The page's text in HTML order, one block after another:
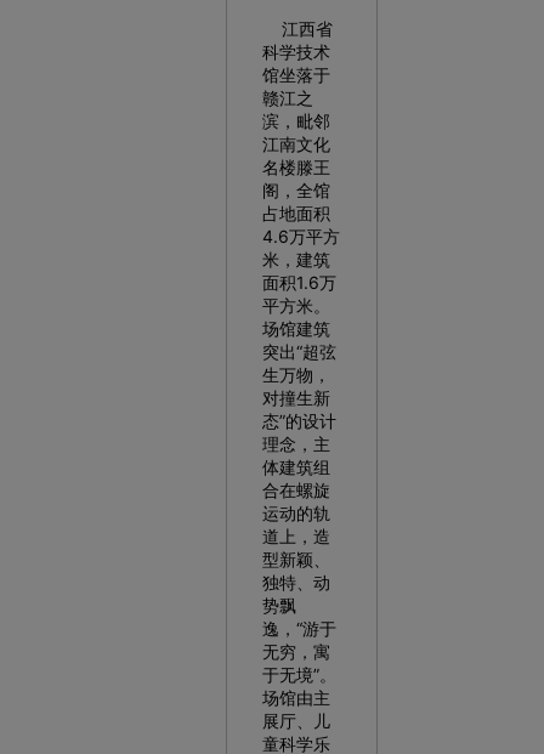
江西省
科学技术
馆坐落于
赣江之
滨，毗邻
江南文化
名楼滕王
阁，全馆
占地面积
4.6万平方
米，建筑
面积1.6万
平方米。
场馆建筑
突出“超弦
生万物，
对撞生新
态”的设计
理念，主
体建筑组
合在螺旋
运动的轨
道上，造
型新颖、
独特、动
势飘
逸，“游于
无穷，寓
于无境”。
场馆由主
展厅、儿
童科学乐